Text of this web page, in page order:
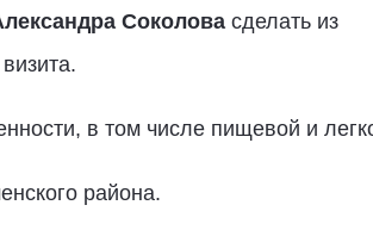
Соколовасделать из
в том числе пищевой и
района.